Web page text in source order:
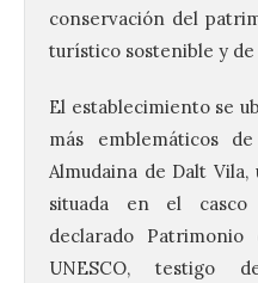
conservación del
turístico sostenible y de
El establecimiento se
más emblemáticos
Almudaina de Dalt
situada en el
declarado
UNESCO, testigo